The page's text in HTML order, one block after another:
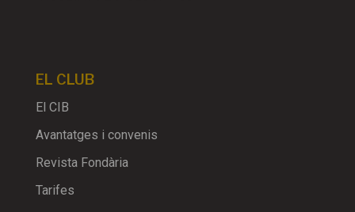
EL CLUB
El CIB
Avantatges i convenis
Revista Fondària
Tarifes